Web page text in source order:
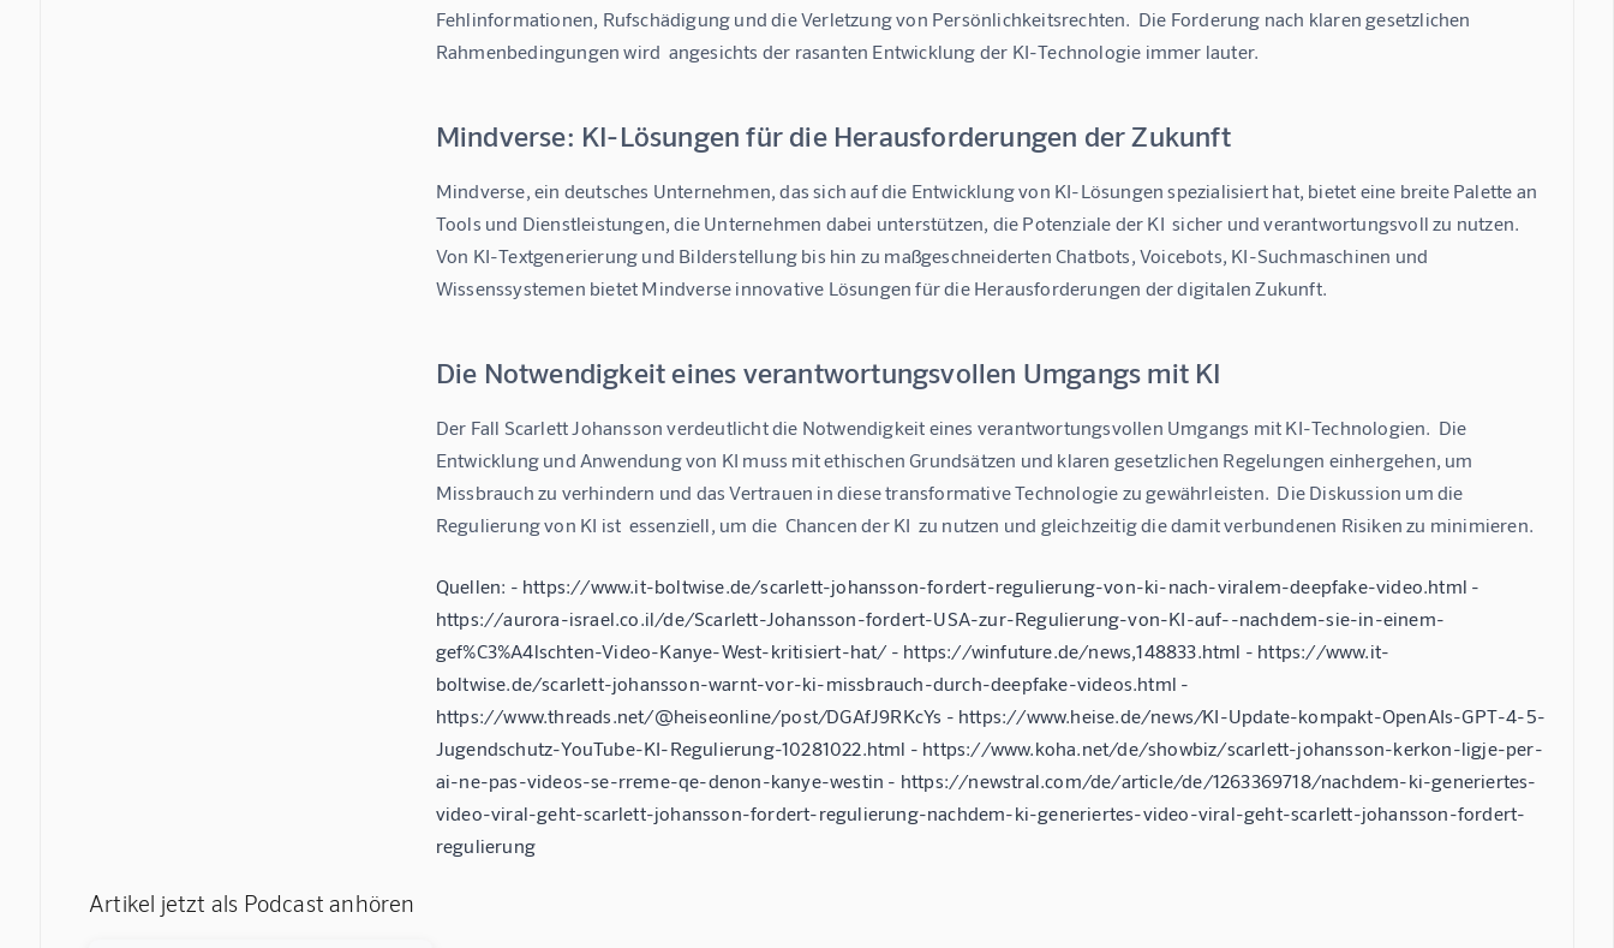
Fehlinformationen, Rufschädigung und die Verletzung von Persönlichkeitsrechten.  Die Forderung nach klaren gesetzlichen
Rahmenbedingungen wird  angesichts der rasanten Entwicklung der KI-Technologie immer lauter.
Mindverse: KI-Lösungen für die Herausforderungen der Zukunft
Mindverse, ein deutsches Unternehmen, das sich auf die Entwicklung von KI-Lösungen spezialisiert hat, bietet eine breite Palette an
Tools und Dienstleistungen, die Unternehmen dabei unterstützen, die Potenziale der KI  sicher und verantwortungsvoll zu nutzen.
Von KI-Textgenerierung und Bilderstellung bis hin zu maßgeschneiderten Chatbots, Voicebots, KI-Suchmaschinen und
Wissenssystemen bietet Mindverse innovative Lösungen für die Herausforderungen der digitalen Zukunft.
Die Notwendigkeit eines verantwortungsvollen Umgangs mit KI
Der Fall Scarlett Johansson verdeutlicht die Notwendigkeit eines verantwortungsvollen Umgangs mit KI-Technologien.  Die
Entwicklung und Anwendung von KI muss mit ethischen Grundsätzen und klaren gesetzlichen Regelungen einhergehen, um
Missbrauch zu verhindern und das Vertrauen in diese transformative Technologie zu gewährleisten.  Die Diskussion um die
Regulierung von KI ist  essenziell, um die  Chancen der KI  zu nutzen und gleichzeitig die damit verbundenen Risiken zu minimieren.
Quellen: - https://www.it-boltwise.de/scarlett-johansson-fordert-regulierung-von-ki-nach-viralem-deepfake-video.html -
https://aurora-israel.co.il/de/Scarlett-Johansson-fordert-USA-zur-Regulierung-von-KI-auf--nachdem-sie-in-einem-
gef%C3%A4lschten-Video-Kanye-West-kritisiert-hat/ - https://winfuture.de/news,148833.html - https://www.it-
boltwise.de/scarlett-johansson-warnt-vor-ki-missbrauch-durch-deepfake-videos.html -
https://www.threads.net/@heiseonline/post/DGAfJ9RKcYs - https://www.heise.de/news/KI-Update-kompakt-OpenAIs-GPT-4-5-
Jugendschutz-YouTube-KI-Regulierung-10281022.html - https://www.koha.net/de/showbiz/scarlett-johansson-kerkon-ligje-per-
ai-ne-pas-videos-se-rreme-qe-denon-kanye-westin - https://newstral.com/de/article/de/1263369718/nachdem-ki-generiertes-
video-viral-geht-scarlett-johansson-fordert-regulierung-nachdem-ki-generiertes-video-viral-geht-scarlett-johansson-fordert-
regulierung
Artikel jetzt als Podcast anhören